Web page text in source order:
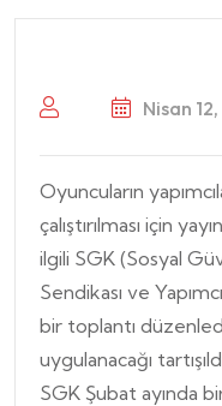
Nisan
Oyuncuların
çalıştırılması için
ilgili SGK (Sosyal
Sendikası ve
bir toplantı
uygulanacağı
SGK Şubat ayında